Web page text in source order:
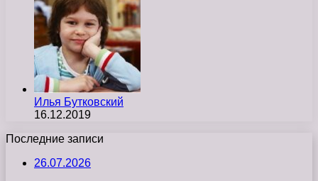
Илья Бутковский
16.12.2019
Последние записи
26.07.2026